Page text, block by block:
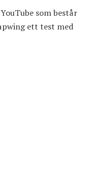
som består
ett test med